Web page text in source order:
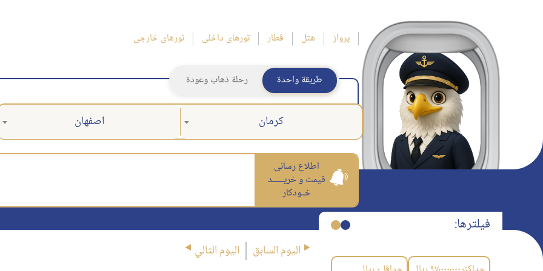
پرواز هتل قطار تورهای داخلی تورهای خارجی
طريقة واحدة رحلة ذهاب وعودة
كرمان اصفهان
اطلاع رسانی
قیمت و خریــــــد
خــودکار
فیلترها:
اليوم السابق اليوم التالي